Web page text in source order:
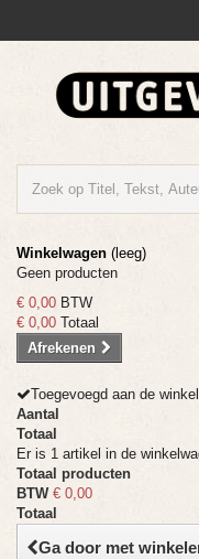
Winkelwagen (leeg)
Geen producten
€ 0,00 BTW
€ 0,00 Totaal
Afrekenen
Toegevoegd aan de
Aantal
Totaal
Er is 1 artikel in de
Totaal producten
BTW € 0,00
Totaal
Ga door met